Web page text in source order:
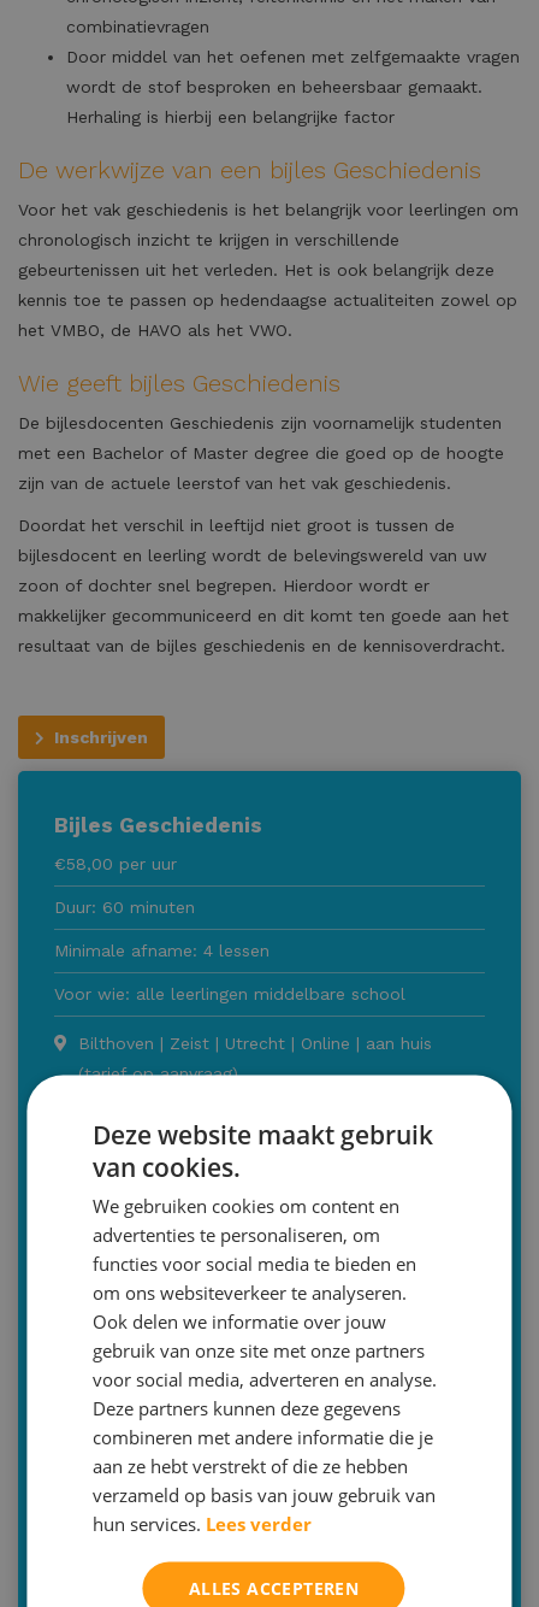
combinatievragen
Door middel van het oefenen met zelfgemaakte vragen
wordt de stof besproken en beheersbaar gemaakt.
Herhaling is hierbij een belangrijke factor
De werkwijze van een bijles Geschiedenis
Voor het vak geschiedenis is het belangrijk voor leerlingen om
chronologisch inzicht te krijgen in verschillende
gebeurtenissen uit het verleden. Het is ook belangrijk deze
kennis toe te passen op hedendaagse actualiteiten zowel op
het VMBO, de HAVO als het VWO.
Wie geeft bijles Geschiedenis
De bijlesdocenten Geschiedenis zijn voornamelijk studenten
met een Bachelor of Master degree die goed op de hoogte
zijn van de actuele leerstof van het vak geschiedenis.
Doordat het verschil in leeftijd niet groot is tussen de
bijlesdocent en leerling wordt de belevingswereld van uw
zoon of dochter snel begrepen. Hierdoor wordt er
makkelijker gecommuniceerd en dit komt ten goede aan het
resultaat van de bijles geschiedenis en de kennisoverdracht.
Inschrijven
Bijles Geschiedenis
€58,00 per uur
Duur: 60 minuten
Minimale afname: 4 lessen
Voor wie: alle leerlingen middelbare school
Bilthoven | Zeist | Utrecht | Online | aan huis
(tarief op aanvraag)
info@malthastudiecoaching.nl
Of bent u op zoek naar een andere bijles
Bijles Nederlands
Bijles Engels
Bijles Duits
Bijles Grieks
Bijles Natuurkunde
Deze website maakt gebruik
van cookies.
We gebruiken cookies om content en
advertenties te personaliseren, om
functies voor social media te bieden en
om ons websiteverkeer te analyseren.
Ook delen we informatie over jouw
gebruik van onze site met onze partners
voor social media, adverteren en analyse.
Deze partners kunnen deze gegevens
combineren met andere informatie die je
aan ze hebt verstrekt of die ze hebben
verzameld op basis van jouw gebruik van
hun services. Lees verder
ALLES ACCEPTEREN